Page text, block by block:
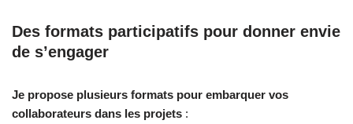
Des formats participatifs pour donner envie
de s’engager
Je propose plusieurs formats pour embarquer vos
collaborateurs dans les projets :